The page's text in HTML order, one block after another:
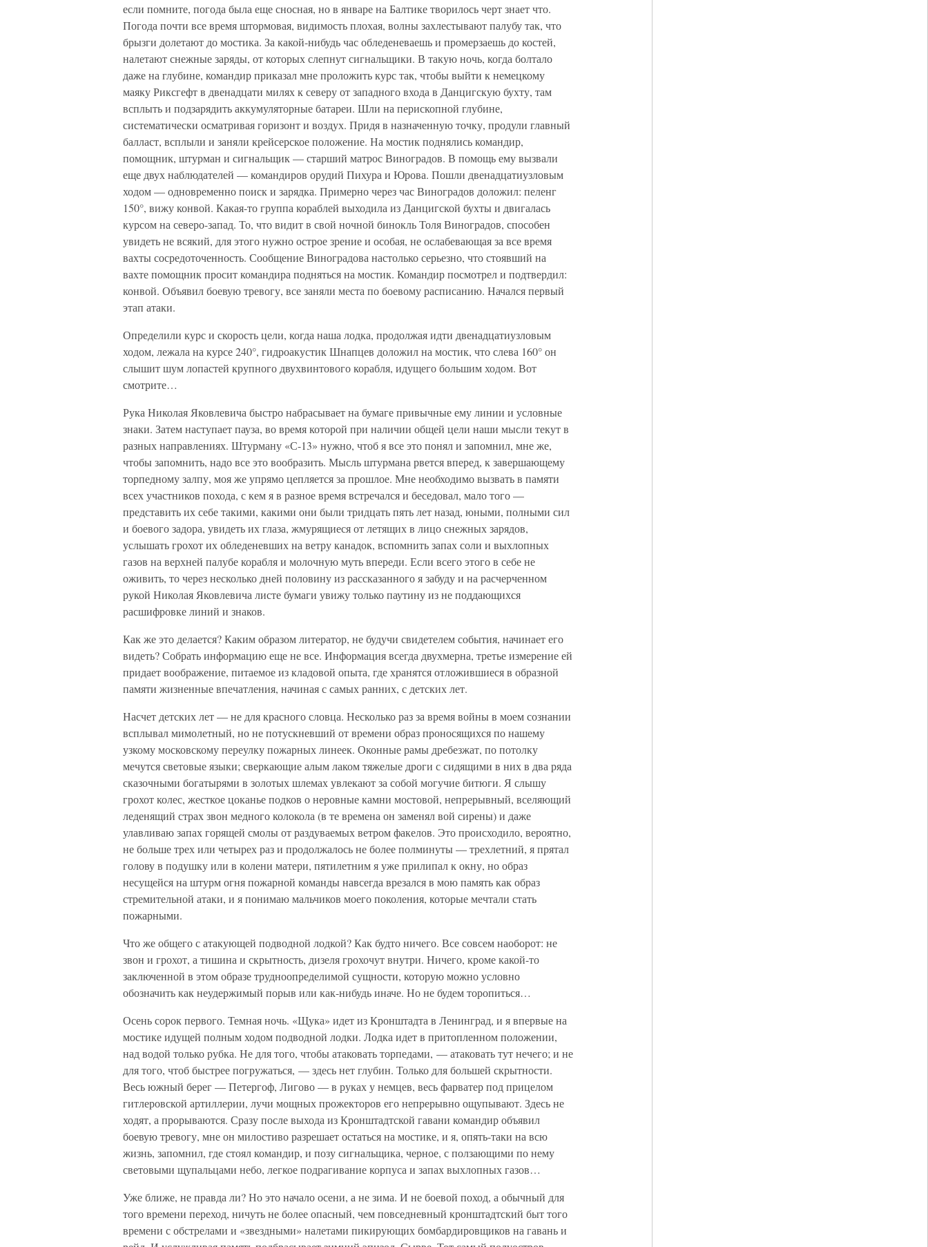
если помните, погода была еще сносная, но в январе на Балтике творилось черт знает что.
Погода почти все время штормовая, видимость плохая, волны захлестывают палубу так, что
брызги долетают до мостика. За какой-нибудь час обледеневаешь и промерзаешь до костей,
налетают снежные заряды, от которых слепнут сигнальщики. В такую ночь, когда болтало
даже на глубине, командир приказал мне проложить курс так, чтобы выйти к немецкому
маяку Риксгефт в двенадцати милях к северу от западного входа в Данцигскую бухту, там
всплыть и подзарядить аккумуляторные батареи. Шли на перископной глубине,
систематически осматривая горизонт и воздух. Придя в назначенную точку, продули главный
балласт, всплыли и заняли крейсерское положение. На мостик поднялись командир,
помощник, штурман и сигнальщик — старший матрос Виноградов. В помощь ему вызвали
еще двух наблюдателей — командиров орудий Пихура и Юрова. Пошли двенадцатиузловым
ходом — одновременно поиск и зарядка. Примерно через час Виноградов доложил: пеленг
150°, вижу конвой. Какая-то группа кораблей выходила из Данцигской бухты и двигалась
курсом на северо-запад. То, что видит в свой ночной бинокль Толя Виноградов, способен
увидеть не всякий, для этого нужно острое зрение и особая, не ослабевающая за все время
вахты сосредоточенность. Сообщение Виноградова настолько серьезно, что стоявший на
вахте помощник просит командира подняться на мостик. Командир посмотрел и подтвердил:
конвой. Объявил боевую тревогу, все заняли места по боевому расписанию. Начался первый
этап атаки.
Определили курс и скорость цели, когда наша лодка, продолжая идти двенадцатиузловым
ходом, лежала на курсе 240°, гидроакустик Шнапцев доложил на мостик, что слева 160° он
слышит шум лопастей крупного двухвинтового корабля, идущего большим ходом. Вот
смотрите…
Рука Николая Яковлевича быстро набрасывает на бумаге привычные ему линии и условные
знаки. Затем наступает пауза, во время которой при наличии общей цели наши мысли текут в
разных направлениях. Штурману «С-13» нужно, чтоб я все это понял и запомнил, мне же,
чтобы запомнить, надо все это вообразить. Мысль штурмана рвется вперед, к завершающему
торпедному залпу, моя же упрямо цепляется за прошлое. Мне необходимо вызвать в памяти
всех участников похода, с кем я в разное время встречался и беседовал, мало того —
представить их себе такими, какими они были тридцать пять лет назад, юными, полными сил
и боевого задора, увидеть их глаза, жмурящиеся от летящих в лицо снежных зарядов,
услышать грохот их обледеневших на ветру канадок, вспомнить запах соли и выхлопных
газов на верхней палубе корабля и молочную муть впереди. Если всего этого в себе не
оживить, то через несколько дней половину из рассказанного я забуду и на расчерченном
рукой Николая Яковлевича листе бумаги увижу только паутину из не поддающихся
расшифровке линий и знаков.
Как же это делается? Каким образом литератор, не будучи свидетелем события, начинает его
видеть? Собрать информацию еще не все. Информация всегда двухмерна, третье измерение ей
придает воображение, питаемое из кладовой опыта, где хранятся отложившиеся в образной
памяти жизненные впечатления, начиная с самых ранних, с детских лет.
Насчет детских лет — не для красного словца. Несколько раз за время войны в моем сознании
всплывал мимолетный, но не потускневший от времени образ проносящихся по нашему
узкому московскому переулку пожарных линеек. Оконные рамы дребезжат, по потолку
мечутся световые языки; сверкающие алым лаком тяжелые дроги с сидящими в них в два ряда
сказочными богатырями в золотых шлемах увлекают за собой могучие битюги. Я слышу
грохот колес, жесткое цоканье подков о неровные камни мостовой, непрерывный, вселяющий
леденящий страх звон медного колокола (в те времена он заменял вой сирены) и даже
улавливаю запах горящей смолы от раздуваемых ветром факелов. Это происходило, вероятно,
не больше трех или четырех раз и продолжалось не более полминуты — трехлетний, я прятал
голову в подушку или в колени матери, пятилетним я уже прилипал к окну, но образ
несущейся на штурм огня пожарной команды навсегда врезался в мою память как образ
стремительной атаки, и я понимаю мальчиков моего поколения, которые мечтали стать
пожарными.
Что же общего с атакующей подводной лодкой? Как будто ничего. Все совсем наоборот: не
звон и грохот, а тишина и скрытность, дизеля грохочут внутри. Ничего, кроме какой-то
заключенной в этом образе трудноопределимой сущности, которую можно условно
обозначить как неудержимый порыв или как-нибудь иначе. Но не будем торопиться…
Осень сорок первого. Темная ночь. «Щука» идет из Кронштадта в Ленинград, и я впервые на
мостике идущей полным ходом подводной лодки. Лодка идет в притопленном положении,
над водой только рубка. Не для того, чтобы атаковать торпедами, — атаковать тут нечего; и не
для того, чтоб быстрее погружаться, — здесь нет глубин. Только для большей скрытности.
Весь южный берег — Петергоф, Лигово — в руках у немцев, весь фарватер под прицелом
гитлеровской артиллерии, лучи мощных прожекторов его непрерывно ощупывают. Здесь не
ходят, а прорываются. Сразу после выхода из Кронштадтской гавани командир объявил
боевую тревогу, мне он милостиво разрешает остаться на мостике, и я, опять-таки на всю
жизнь, запомнил, где стоял командир, и позу сигнальщика, черное, с ползающими по нему
световыми щупальцами небо, легкое подрагивание корпуса и запах выхлопных газов…
Уже ближе, не правда ли? Но это начало осени, а не зима. И не боевой поход, а обычный для
того времени переход, ничуть не более опасный, чем повседневный кронштадтский быт того
времени с обстрелами и «звездными» налетами пикирующих бомбардировщиков на гавань и